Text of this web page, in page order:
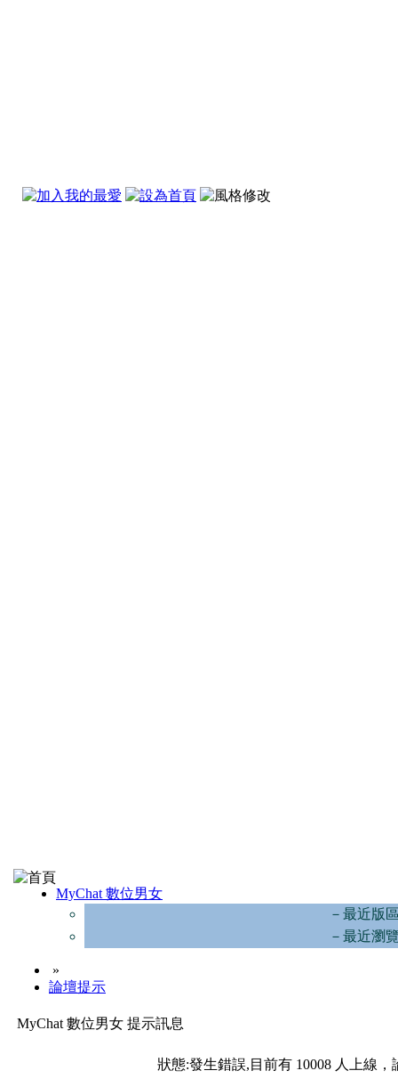
MyChat 數位男女
－最近版
－最近瀏
»
論壇提示
MyChat 數位男女 提示訊息
狀態:發生錯誤,目前有 10008 人上線